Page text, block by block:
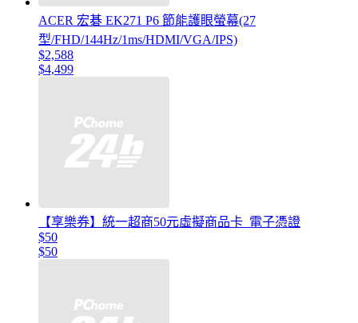
ACER 宏碁 EK271 P6 節能護眼螢幕(27
型/FHD/144Hz/1ms/HDMI/VGA/IPS)
$2,588
$4,499
【享樂券】統一超商50元虛擬商品卡_電子憑證
$50
$50